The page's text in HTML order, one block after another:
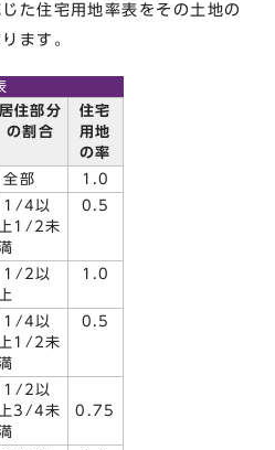
た住宅用地率表をその土地の
ます。
居住部分
の割合
住宅
用地
の率
全部
1.0
1/4以
上1/2未
0.5
1/2以
上
1.0
1/4以
上1/2未
0.5
1/2以
上3/4未
0.75